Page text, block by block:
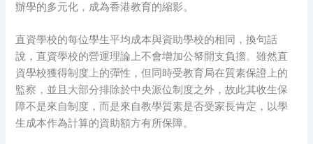
辦學的多元化，成為香港教育的縮影。
直資學校的每位學生平均成本與資助學校的相同，換句話
說，直資學校的營運理論上不會增加公帑開支負擔。雖然直
資學校獲得制度上的彈性，但同時受教育局在質素保證上的
監察，並且大部分排除於中央派位制度之外，故此其收生保
障不是來自制度，而是來自教學質素是否受家長肯定，以學
生成本作為計算的資助額方有所保障。